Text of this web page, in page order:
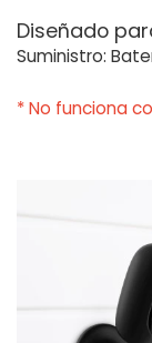
Diseñado
Suministro:
* No funciona